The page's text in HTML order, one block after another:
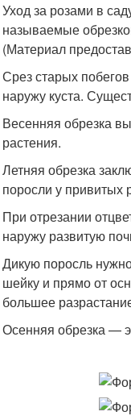
Уход за розами в
называемые
(Материал
Срез старых
наружу куста.
Весенняя обрезка
растения.
Летняя обрезка
поросли у привитых
При отрезании
наружу развитую
Дикую поросль
шейку и прямо от
большее
Осенняя обрезка —